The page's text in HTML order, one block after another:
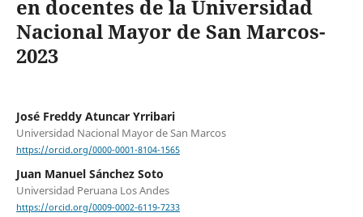
en docentes de la Universidad
Nacional Mayor de San Marcos-
2023
José Freddy Atuncar Yrribari
Universidad Nacional Mayor de San Marcos
https://orcid.org/0000-0001-8104-1565
Juan Manuel Sánchez Soto
Universidad Peruana Los Andes
https://orcid.org/0009-0002-6119-7233